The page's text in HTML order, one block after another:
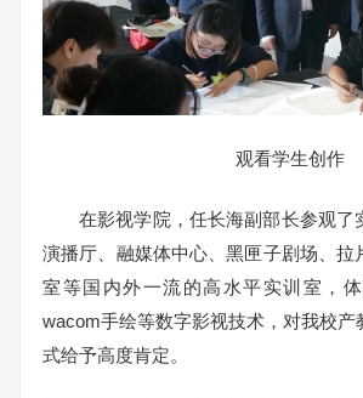
观看学生创作
在影视学院，任长海副部长参观了
演播厅、融媒体中心、黑匣子剧场、拉
室等国内外一流的高水平实训室，体
wacom手绘等数字影视技术，对我校产
式给予高度肯定。